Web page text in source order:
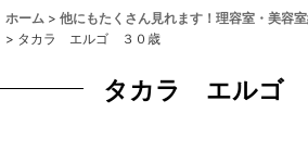
ホーム > 他にもたくさん見れます！理容室・美容
> タカラ エルゴ ３０歳
タカラ エルゴ